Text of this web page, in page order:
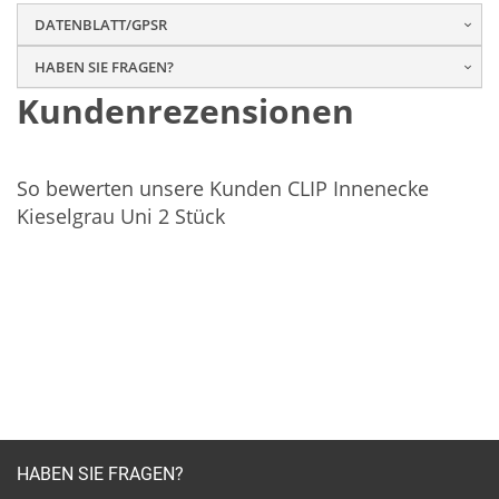
DATENBLATT/GPSR
HABEN SIE FRAGEN?
Kundenrezensionen
So bewerten unsere Kunden CLIP Innenecke
Kieselgrau Uni 2 Stück
HABEN SIE FRAGEN?